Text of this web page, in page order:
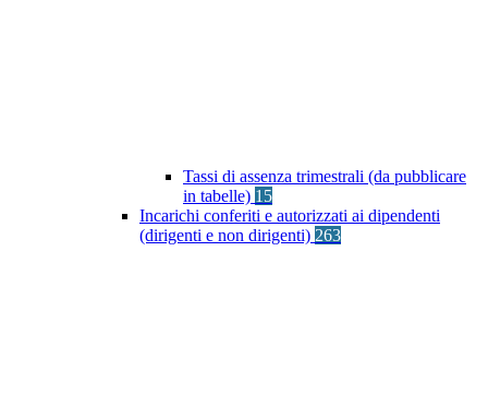
Tassi di assenza trimestrali (da pubblicare
in tabelle) 15
Incarichi conferiti e autorizzati ai dipendenti
(dirigenti e non dirigenti) 263